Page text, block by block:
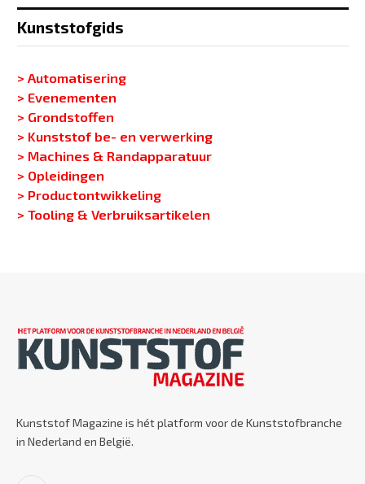
Kunststofgids
> Automatisering
> Evenementen
> Grondstoffen
> Kunststof be- en verwerking
> Machines & Randapparatuur
> Opleidingen
> Productontwikkeling
> Tooling & Verbruiksartikelen
Kunststof Magazine is hét platform voor de Kunststofbranche
in Nederland en België.